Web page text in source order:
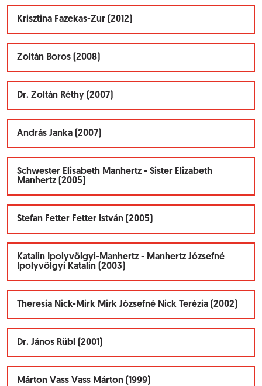
Krisztina Fazekas-Zur (2012)
Zoltán Boros (2008)
Dr. Zoltán Réthy (2007)
András Janka (2007)
Schwester Elisabeth Manhertz - Sister Elizabeth
Manhertz (2005)
Stefan Fetter Fetter István (2005)
Katalin Ipolyvölgyi-Manhertz - Manhertz Józsefné
Ipolyvölgyi Katalin (2003)
Theresia Nick-Mirk Mirk Józsefné Nick Terézia (2002)
Dr. János Rübl (2001)
Márton Vass Vass Márton (1999)